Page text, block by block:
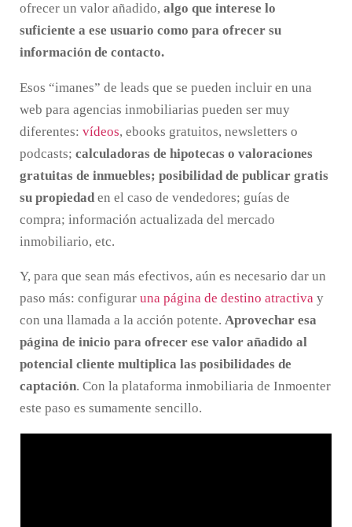
ofrecer un valor añadido, algo que interese lo
suficiente a ese usuario como para ofrecer su
información de contacto.
Esos “imanes” de leads que se pueden incluir en una
web para agencias inmobiliarias pueden ser muy
diferentes: vídeos, ebooks gratuitos, newsletters o
podcasts; calculadoras de hipotecas o valoraciones
gratuitas de inmuebles; posibilidad de publicar gratis
su propiedaden el caso de vendedores; guías de
compra; información actualizada del mercado
inmobiliario, etc.
Y, para que sean más efectivos, aún es necesario dar un
paso más: configurar una página de destino atractiva y
con una llamada a la acción potente. Aprovechar esa
página de inicio para ofrecer ese valor añadido al
potencial cliente multiplica las posibilidades de
captación. Con la plataforma inmobiliaria de Inmoenter
este paso es sumamente sencillo.